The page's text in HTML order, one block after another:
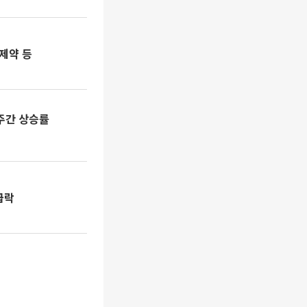
약 등
간 상승률
락